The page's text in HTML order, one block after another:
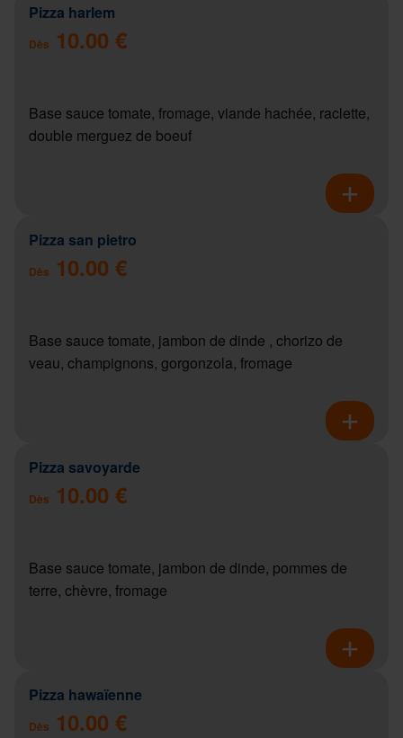
Pizza harlem
Dès 10.00 €
Base sauce tomate, fromage, viande hachée, raclette,
double merguez de boeuf
Pizza san pietro
Dès 10.00 €
Base sauce tomate, jambon de dinde , chorizo de
veau, champignons, gorgonzola, fromage
Pizza savoyarde
Dès 10.00 €
Base sauce tomate, jambon de dinde, pommes de
terre, chèvre, fromage
Pizza hawaïenne
Dès 10.00 €